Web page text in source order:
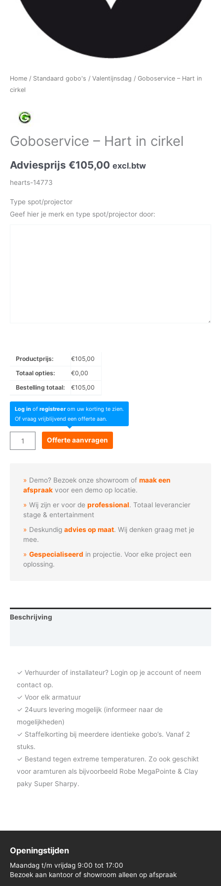
Home / Standaard gobo's / Valentijnsdag / Goboservice – Hart in
cirkel
Goboservice – Hart in cirkel
Adviesprijs €105,00 excl.btw
hearts-14773
Type spot/projector
Geef hier je merk en type spot/projector door:
Productprijs: €105,00
Totaal opties:
€0,00
Bestelling totaal:
€105,00
Log in of registreerom uw korting te zien.
Of vraag vrijblijvend een offerte aan.
Goboservice
-
cirkel
Offerte aanvragen
Demo? Bezoek onze showroom ofmaak een
afspraak voor een demo op locatie.
Wij zijn er voor deprofessional. Totaal leverancier
stage & entertainment
Deskundigadvies op maat. Wij denken graag met je
mee.
Gespecialiseerd in projectie. Voor elke project een
oplossing.
Beschrijving
✓ Verhuurder of installateur? Login op je account of neem
contact op.
✓ Voor elk armatuur
✓ 24uurs levering mogelijk (informeer naar de
mogelijkheden)
✓ Staffelkorting bij meerdere identieke gobo’s. Vanaf 2
stuks.
✓ Bestand tegen extreme temperaturen. Zo ook geschikt
voor aramturen als bijvoorbeeld Robe MegaPointe & Clay
paky Super Sharpy.
Openingstijden
Maandag t/m vrijdag 9:00 tot 17:00
Bezoek aan kantoor of showroom alleen op afspraak